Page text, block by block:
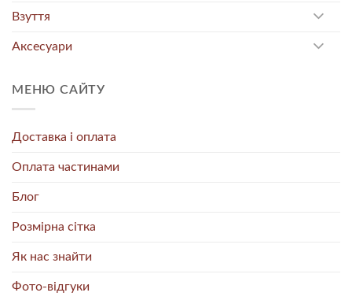
Взуття
Аксесуари
МЕНЮ САЙТУ
Доставка і оплата
Оплата частинами
Блог
Розмірна сітка
Як нас знайти
Фото-відгуки